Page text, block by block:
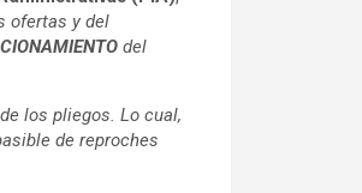
ofertas y del
del
los pliegos. Lo cual,
de reproches